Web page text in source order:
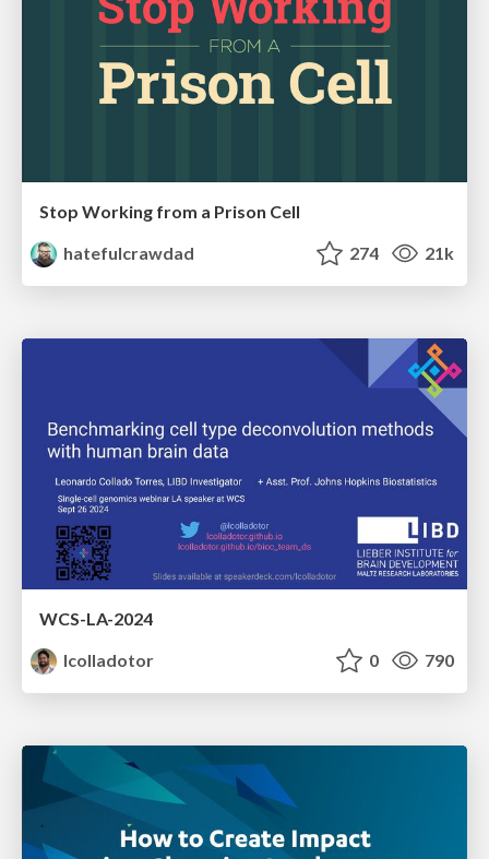
Stop Working from a Prison Cell
hatefulcrawdad
274 21k
WCS-LA-2024
lcolladotor
0 790